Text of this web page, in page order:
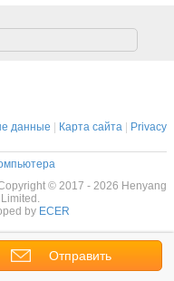
Отправить
данные Карта сайта
Privacy
© 2017 - 2026 Henyang
by ECER